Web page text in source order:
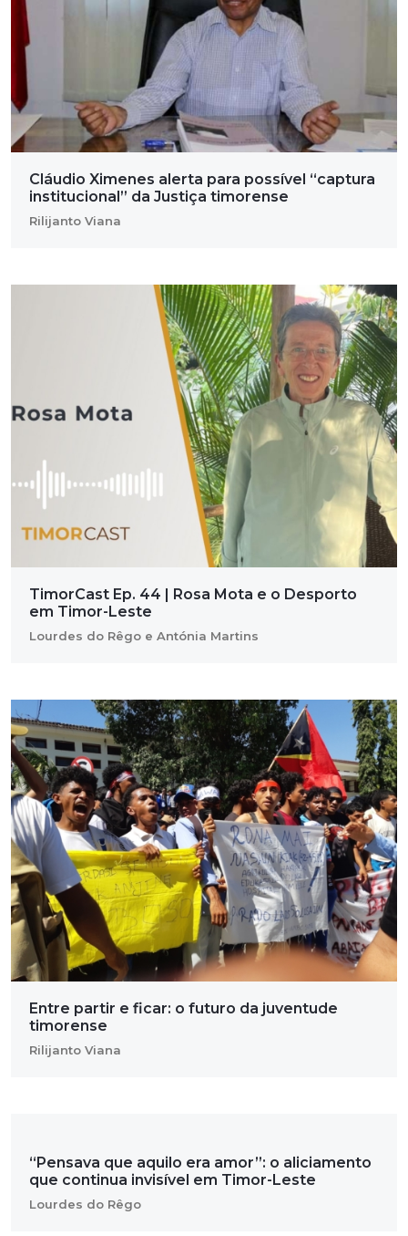
Cláudio Ximenes alerta para possível “captura
institucional” da Justiça timorense
Rilijanto Viana
TimorCast Ep. 44 | Rosa Mota e o Desporto
em Timor-Leste
Lourdes do Rêgo e Antónia Martins
Entre partir e ficar: o futuro da juventude
timorense
Rilijanto Viana
“Pensava que aquilo era amor”: o aliciamento
que continua invisível em Timor-Leste
Lourdes do Rêgo